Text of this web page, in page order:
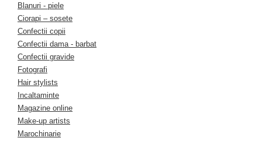
Blanuri - piele
Ciorapi – sosete
Confectii copii
Confectii dama - barbat
Confectii gravide
Fotografi
Hair stylists
Incaltaminte
Magazine online
Make-up artists
Marochinarie